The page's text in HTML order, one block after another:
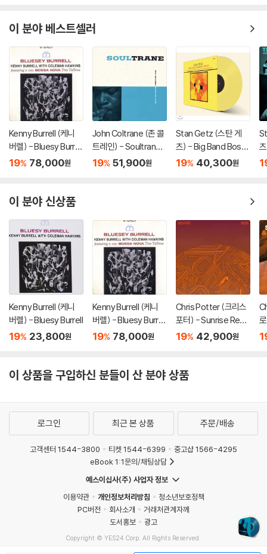
이 분야 베스트셀러
Kenny Burrell (케니
버렐) - Bluesy Burrell
[LP]
19% 78,000원
John Coltrane (존 콜
트레인) - Soultrane
[LP]
19% 51,900원
Stan Getz (스탄 게
츠) - Big Band Bossa
Nova [옐로우 컬러 L
19% 40,300원
이 분야 신상품
Kenny Burrell (케니
버렐) - Bluesy Burrell
19% 23,800원
Kenny Burrell (케니
버렐) - Bluesy Burrell
[LP]
19% 78,000원
Chris Potter (크리스
포터) - Sunrise Repri
se [마룬 마블 컬러 L
19% 42,900원
이 상품을 구입하신 분들이 산 분야 상품
로그인 최근 본 상품 주문/배송
고객센터 1544-3800 티켓 1544-6399
중고샵 1566-4295
eBook 1:1문의/채팅상담
예스이십사(주) 사업자 정보
이용약관
개인정보처리방침
청소년보호정책
PC버전
회사소개
거래처관계자께
도서홍보
광고
Copyright © YES24 Corp. All Rights Reserved.